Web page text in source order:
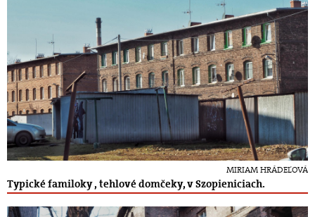
MIRIAM HRÁDEĽOVÁ
Typické familoky , tehlové domčeky, v Szopieniciach.